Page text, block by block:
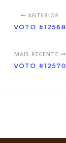
ANTERIOR
VOTO #12568
MAIS RECENTE
VOTO #12570